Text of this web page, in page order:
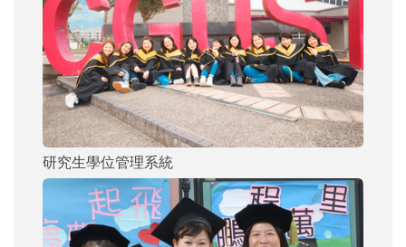
研究生學位管理系統